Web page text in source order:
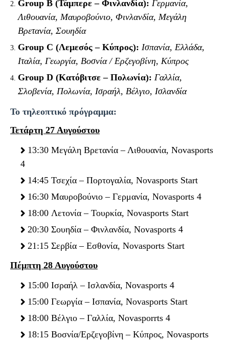
Group B (Τάμπερε – Φινλανδία): Γερμανία,
Λιθουανία, Μαυροβούνιο, Φινλανδία, Μεγάλη
Βρετανία, Σουηδία
Group C (Λεμεσός – Κύπρος): Ισπανία, Ελλάδα,
Ιταλία, Γεωργία, Βοσνία / Ερζεγοβίνη, Κύπρος
Group D (Κατόβιτσε – Πολωνία): Γαλλία,
Σλοβενία, Πολωνία, Ισραήλ, Βέλγιο, Ισλανδία
Το τηλεοπτικό πρόγραμμα:
Τετάρτη 27 Αυγούστου
13:30 Μεγάλη Βρετανία – Λιθουανία, Novasports
4
14:45 Τσεχία – Πορτογαλία, Novasports Start
16:30 Μαυροβούνιο – Γερμανία, Novasports 4
18:00 Λετονία – Τουρκία, Novasports Start
20:30 Σουηδία – Φινλανδία, Novasports 4
21:15 Σερβία – Εσθονία, Novasports Start
Πέμπτη 28 Αυγούστου
15:00 Ισραήλ – Ισλανδία, Novasports 4
15:00 Γεωργία – Ισπανία, Novasports Start
18:00 Βέλγιο – Γαλλία, Novasporrts 4
18:15 Βοσνία/Ερζεγοβίνη – Κύπρος, Novasports